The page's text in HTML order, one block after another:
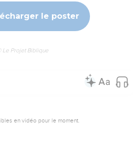
le poster
Le Projet Biblique
en vidéo pour le moment.